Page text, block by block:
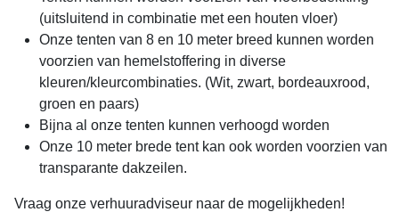
(uitsluitend in combinatie met een houten vloer)
Onze tenten van 8 en 10 meter breed kunnen worden
voorzien van hemelstoffering in diverse
kleuren/kleurcombinaties. (Wit, zwart, bordeauxrood,
groen en paars)
Bijna al onze tenten kunnen verhoogd worden
Onze 10 meter brede tent kan ook worden voorzien van
transparante dakzeilen.
Vraag onze verhuuradviseur naar de mogelijkheden!